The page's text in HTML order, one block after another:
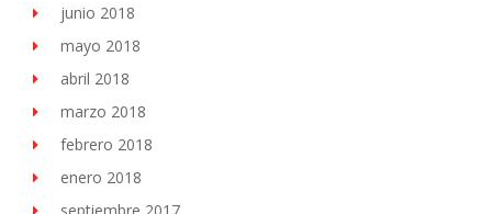
junio 2018
mayo 2018
abril 2018
marzo 2018
febrero 2018
enero 2018